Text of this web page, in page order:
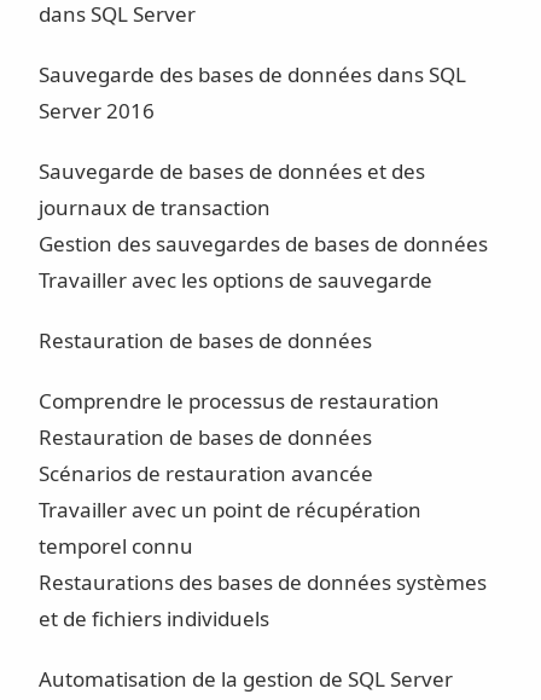
dans SQL Server
Sauvegarde des bases de données dans SQL
Server 2016
Sauvegarde de bases de données et des
journaux de transaction
Gestion des sauvegardes de bases de données
Travailler avec les options de sauvegarde
Restauration de bases de données
Comprendre le processus de restauration
Restauration de bases de données
Scénarios de restauration avancée
Travailler avec un point de récupération
temporel connu
Restaurations des bases de données systèmes
et de fichiers individuels
Automatisation de la gestion de SQL Server